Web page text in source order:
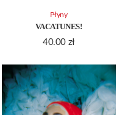
VACATUNES!
40.00 zł
Płyny